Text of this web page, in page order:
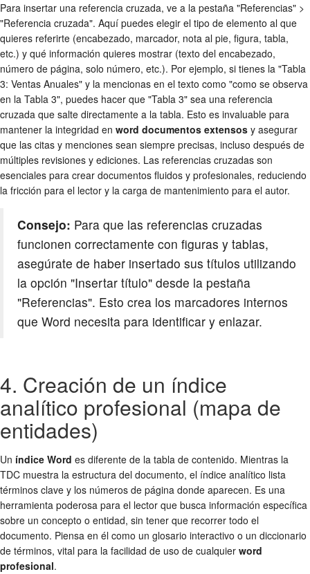
Para insertar una referencia cruzada, ve a la pestaña "Referencias" >
"Referencia cruzada". Aquí puedes elegir el tipo de elemento al que
quieres referirte (encabezado, marcador, nota al pie, figura, tabla,
etc.) y qué información quieres mostrar (texto del encabezado,
número de página, solo número, etc.). Por ejemplo, si tienes la "Tabla
3: Ventas Anuales" y la mencionas en el texto como "como se observa
en la Tabla 3", puedes hacer que "Tabla 3" sea una referencia
cruzada que salte directamente a la tabla. Esto es invaluable para
mantener la integridad en word documentos extensos y asegurar
que las citas y menciones sean siempre precisas, incluso después de
múltiples revisiones y ediciones. Las referencias cruzadas son
esenciales para crear documentos fluidos y profesionales, reduciendo
la fricción para el lector y la carga de mantenimiento para el autor.
Consejo: Para que las referencias cruzadas
funcionen correctamente con figuras y tablas,
asegúrate de haber insertado sus títulos utilizando
la opción "Insertar título" desde la pestaña
"Referencias". Esto crea los marcadores internos
que Word necesita para identificar y enlazar.
4. Creación de un índice
analítico profesional (mapa de
entidades)
Un índice Word es diferente de la tabla de contenido. Mientras la
TDC muestra la estructura del documento, el índice analítico lista
términos clave y los números de página donde aparecen. Es una
herramienta poderosa para el lector que busca información específica
sobre un concepto o entidad, sin tener que recorrer todo el
documento. Piensa en él como un glosario interactivo o un diccionario
de términos, vital para la facilidad de uso de cualquier word
profesional.